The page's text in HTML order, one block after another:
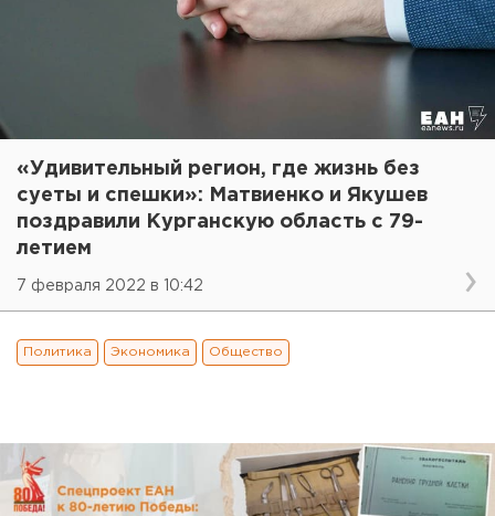
«Удивительный регион, где жизнь без
суеты и спешки»: Матвиенко и Якушев
поздравили Курганскую область с 79-
летием
7 февраля 2022 в 10:42
Политика Экономика Общество